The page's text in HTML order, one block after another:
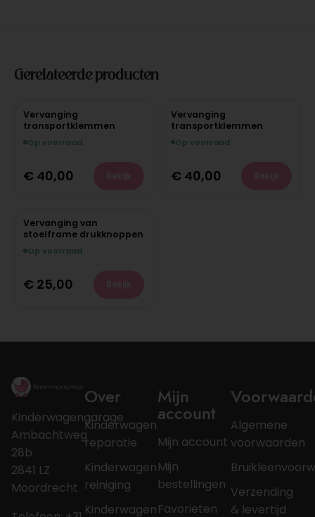
Gerelateerde producten
Vervanging
transportklemmen
Op voorraad
€ 40,00
Vervanging
transportklemmen
Op voorraad
€ 40,00
Vervanging van
stoelframe drukknoppen
Op voorraad
€ 25,00
Kinderwagengarage
Ambachtweg
28b
2841 LZ
Moordrecht
Over
Kinderwagen
reparatie
Kinderwagen
reiniging
Kinderwagen
Mijn
account
Mijn account
Mijn
bestellingen
Favorieten
Algemene
voorwaarden
Verzending
& levertijd